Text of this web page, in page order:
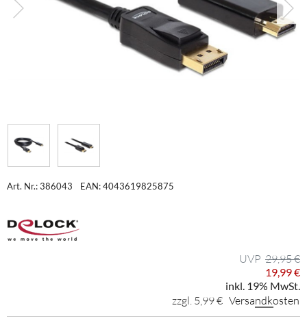
Art. Nr.: 386043 EAN: 4043619825875
29,95 €
19,99 €
inkl. 19% MwSt.
zzgl. 5,99 € Versandkosten